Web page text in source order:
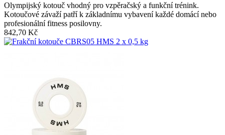
Olympijský kotouč vhodný pro vzpěračský a funkční trénink.
Kotoučové závaží patří k základnímu vybavení každé domácí nebo
profesionální fitness posilovny.
842,70 Kč